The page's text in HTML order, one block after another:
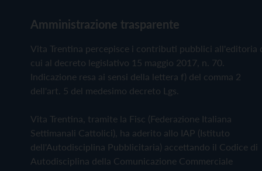
Amministrazione trasparente
Vita Trentina percepisce i contributi pubblici all'editoria
cui al decreto legislativo 15 maggio 2017, n. 70.
Indicazione resa ai sensi della lettera f) del comma 2
dell'art. 5 del medesimo decreto Lgs.
Vita Trentina, tramite la Fisc (Federazione Italiana
Settimanali Cattolici), ha aderito allo IAP (Istituto
dell'Autodisciplina Pubblicitaria) accettando il Codice di
Autodisciplina della Comunicazione Commerciale